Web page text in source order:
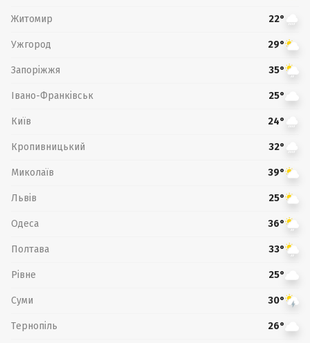
Житомир 22°
Ужгород 29°
Запоріжжя 35°
Івано-Франківськ 25°
Київ 24°
Кропивницький 32°
Миколаїв 39°
Львів 25°
Одеса 36°
Полтава 33°
Рівне 25°
Суми 30°
Тернопіль 26°